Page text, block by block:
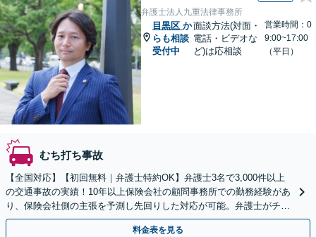
弁護士法人九重法律事務所
目黒区 か
らも相談
受付中
面談方法(対面・
電話・ビデオな
ど)は応相談
営業時間：0
9:00~17:00
（平日）
むち打ち事故
【全国対応】【初回無料｜弁護士特約OK】弁護士3名で3,000件以上
の交通事故の実績！10年以上保険会社の顧問事務所での勤務経験があ
り、保険会社側の主張を予測し先回りした対応が可能。弁護士がチー
ムとなり示談交渉、休業損害、後遺障害等に対応。
料金表を見る